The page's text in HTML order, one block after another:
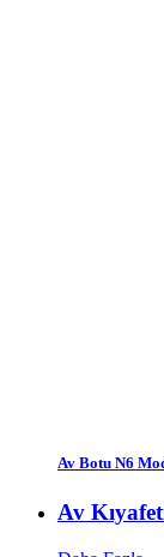
Av Botu N6
Av